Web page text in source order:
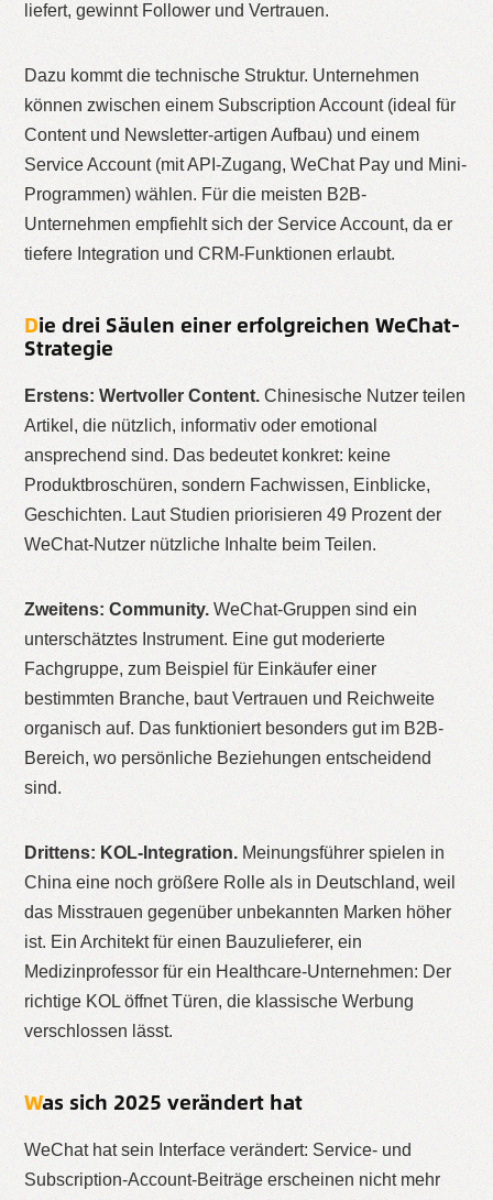
liefert, gewinnt Follower und Vertrauen.
Dazu kommt die technische Struktur. Unternehmen
können zwischen einem Subscription Account (ideal für
Content und Newsletter-artigen Aufbau) und einem
Service Account (mit API-Zugang, WeChat Pay und Mini-
Programmen) wählen. Für die meisten B2B-
Unternehmen empfiehlt sich der Service Account, da er
tiefere Integration und CRM-Funktionen erlaubt.
Die drei Säulen einer erfolgreichen WeChat-
Strategie
Erstens: Wertvoller Content. Chinesische Nutzer teilen
Artikel, die nützlich, informativ oder emotional
ansprechend sind. Das bedeutet konkret: keine
Produktbroschüren, sondern Fachwissen, Einblicke,
Geschichten. Laut Studien priorisieren 49 Prozent der
WeChat-Nutzer nützliche Inhalte beim Teilen.
Zweitens: Community. WeChat-Gruppen sind ein
unterschätztes Instrument. Eine gut moderierte
Fachgruppe, zum Beispiel für Einkäufer einer
bestimmten Branche, baut Vertrauen und Reichweite
organisch auf. Das funktioniert besonders gut im B2B-
Bereich, wo persönliche Beziehungen entscheidend
sind.
Drittens: KOL-Integration. Meinungsführer spielen in
China eine noch größere Rolle als in Deutschland, weil
das Misstrauen gegenüber unbekannten Marken höher
ist. Ein Architekt für einen Bauzulieferer, ein
Medizinprofessor für ein Healthcare-Unternehmen: Der
richtige KOL öffnet Türen, die klassische Werbung
verschlossen lässt.
Was sich 2025 verändert hat
WeChat hat sein Interface verändert: Service- und
Subscription-Account-Beiträge erscheinen nicht mehr